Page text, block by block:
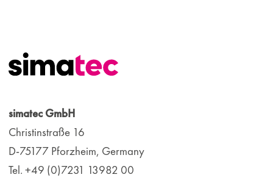
simatec GmbH
Christinstraße 16
D-75177 Pforzheim, Germany
Tel. +49 (0)7231 13982 00